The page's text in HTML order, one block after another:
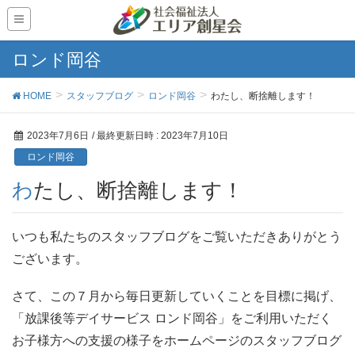
ロンド岡谷
HOME スタッフブログ ロンド岡谷 わたし、断捨離します！
2023年7月6日 / 最終更新日時 : 2023年7月10日
ロンド岡谷
わたし、断捨離します！
いつも私たちのスタッフブログをご覧いただきありがとう
ございます。
さて、この７月から毎日更新していくことを目標に掲げ、
「放課後等デイサービス ロンド岡谷」をご利用いただく
お子様方への支援の様子をホームページのスタッフブログ